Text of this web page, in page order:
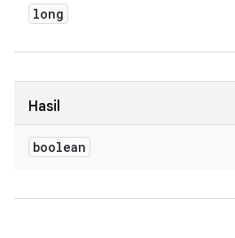
long
Hasil
boolean